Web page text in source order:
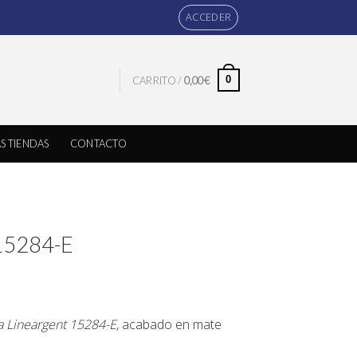
ACCEDER
CARRITO /0,00€ 0
TIENDAS CONTACTO
E
15284-E, acabado en mate